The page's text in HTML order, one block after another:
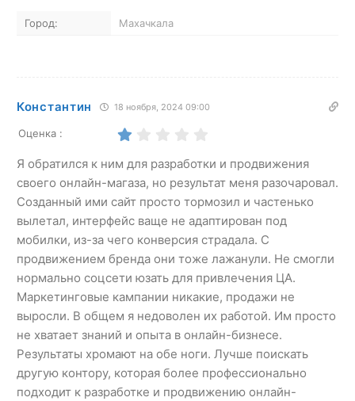
Город: Махачкала
Константин 18 ноября, 2024 09:00
Оценка :
Я обратился к ним для разработки и продвижения
своего онлайн-магаза, но результат меня разочаровал.
Созданный ими сайт просто тормозил и частенько
вылетал, интерфейс ваще не адаптирован под
мобилки, из-за чего конверсия страдала. С
продвижением бренда они тоже лажанули. Не смогли
нормально соцсети юзать для привлечения ЦА.
Маркетинговые кампании никакие, продажи не
выросли. В общем я недоволен их работой. Им просто
не хватает знаний и опыта в онлайн-бизнесе.
Результаты хромают на обе ноги. Лучше поискать
другую контору, которая более профессионально
подходит к разработке и продвижению онлайн-